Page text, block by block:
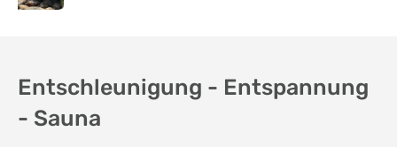
Entschleunigung - Entspannung
- Sauna